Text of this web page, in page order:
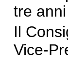
tre
Il
Vice-